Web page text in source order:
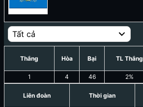
Tất cả
Thắng
1
Hòa
4
Bại
46
TL Thắng
2%
Liên đoàn Thời gian